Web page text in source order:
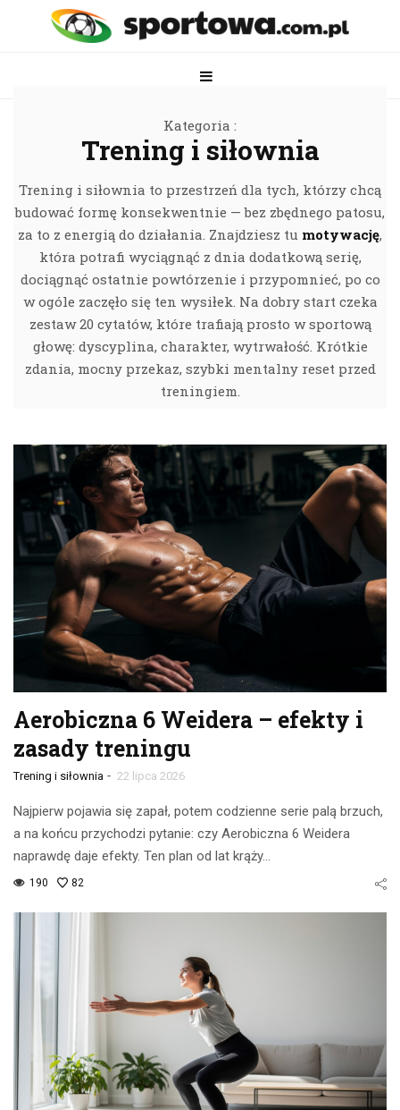
Kategoria :
Trening i siłownia
Trening i siłownia to przestrzeń dla tych, którzy chcą
budować formę konsekwentnie — bez zbędnego patosu,
za to z energią do działania. Znajdziesz tu motywację,
która potrafi wyciągnąć z dnia dodatkową serię,
dociągnąć ostatnie powtórzenie i przypomnieć, po co
w ogóle zaczęło się ten wysiłek. Na dobry start czeka
zestaw 20 cytatów, które trafiają prosto w sportową
głowę: dyscyplina, charakter, wytrwałość. Krótkie
zdania, mocny przekaz, szybki mentalny reset przed
treningiem.
Aerobiczna 6 Weidera – efekty i
zasady treningu
Trening i siłownia - 22 lipca 2026
Najpierw pojawia się zapał, potem codzienne serie palą brzuch,
a na końcu przychodzi pytanie: czy Aerobiczna 6 Weidera
naprawdę daje efekty. Ten plan od lat krąży…
190 82